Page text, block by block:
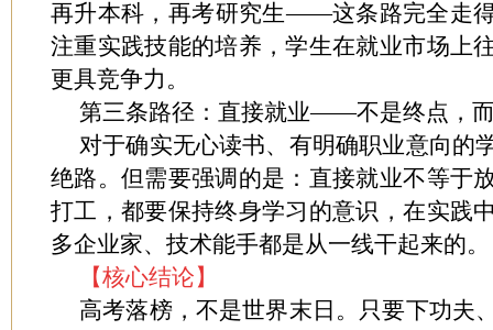
再升本科，再考研究生——这条路完全走
注重实践技能的培养，学生在就业市场上
更具竞争力。
第三条路径：直接就业——不是终点，
对于确实无心读书、有明确职业意向的
绝路。但需要强调的是：直接就业不等于
打工，都要保持终身学习的意识，在实践
多企业家、技术能手都是从一线干起来的。
【核心结论】
高考落榜，不是世界末日。只要下功夫